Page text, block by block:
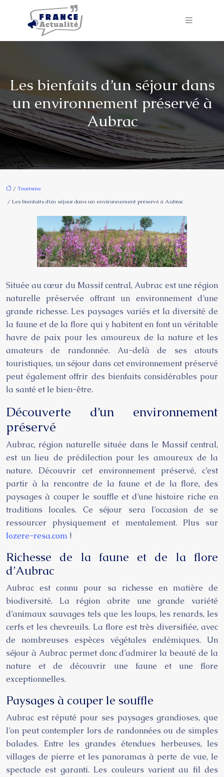
Les bienfaits d’un séjour dans
un environnement préservé à
Aubrac
/ Tourisme
/ Les bienfaits d’un séjour dans un environnement préservé à Aubrac
Située au cœur du Massif central, Aubrac est une région
naturelle préservée offrant un environnement d’une
grande richesse. Les paysages variés et la diversité de
la faune et de la flore qui y habitent en font un véritable
havre de paix pour les amoureux de la nature et les
amateurs de randonnée. Au-delà de ses atouts
touristiques, un séjour dans cet environnement préservé
peut également offrir des bienfaits considérables pour
la santé et le bien-être.
Découverte d’un environnement
préservé
Aubrac, région naturelle située dans le Massif central,
est un lieu de prédilection pour les amoureux de la
nature. Découvrir cet environnement préservé, c’est
partir à la rencontre de la faune et de la flore, des
paysages à couper le souffle et d’une histoire riche en
traditions locales. Ce séjour sera l’occasion de se
ressourcer physiquement et mentalement. Plus sur
lozere-resa.com !
Richesse de la faune et de la flore
d’Aubrac
Aubrac est connu pour sa richesse en matière de
biodiversité. La région abrite une grande variété
d’animaux sauvages tels que les loups, les renards, les
cerfs et les chevreuils. La flore est très diversifiée, avec
de nombreuses espèces végétales endémiques. Un
séjour à Aubrac permet donc d’admirer la beauté de la
nature et de découvrir une faune et une flore
exceptionnelles.
Paysages à couper le souffle
Aubrac est réputé pour ses paysages grandioses, que
l’on peut contempler lors de randonnées ou de simples
balades. Entre les grandes étendues herbeuses, les
villages de pierre et les panoramas à perte de vue, le
spectacle est garanti. Les couleurs varient au fil des